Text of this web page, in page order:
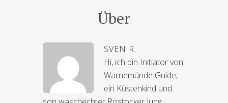
Über
SVEN R.
Hi, ich bin Initiator von
Warnemünde Guide,
ein Küstenkind und